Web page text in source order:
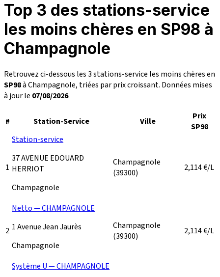
Top 3 des stations-service
les moins chères en SP98 à
Champagnole
Retrouvez ci-dessous les 3 stations-service les moins chères en
SP98à Champagnole, triées par prix croissant. Données mises
à jour le 07/08/2026.
# Station-Service Ville
Prix
SP98
1
Station-service
37 AVENUE EDOUARD
HERRIOT
Champagnole
Champagnole
(39300)
2,114€/L
2
Netto — CHAMPAGNOLE
1 Avenue Jean Jaurès
Champagnole
Champagnole
(39300)
2,114€/L
Système U — CHAMPAGNOLE